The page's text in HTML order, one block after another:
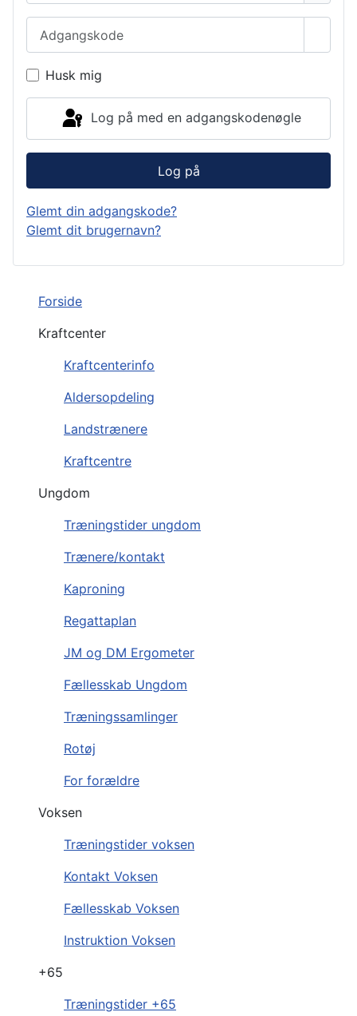
Forside
Kraftcenter
Kraftcenterinfo
Aldersopdeling
Landstrænere
Kraftcentre
Ungdom
Træningstider ungdom
Trænere/kontakt
Kaproning
Regattaplan
JM og DM Ergometer
Fællesskab Ungdom
Træningssamlinger
Rotøj
For forældre
Voksen
Træningstider voksen
Kontakt Voksen
Fællesskab Voksen
Instruktion Voksen
+65
Træningstider +65
Husk mig
Log på med en adgangskodenøgle
Log på
Glemt din adgangskode?
Glemt dit brugernavn?